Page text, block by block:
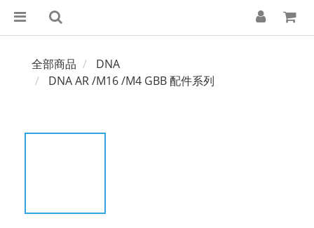
全部商品
DNA
DNA AR /M16 /M4 GBB 配件系列